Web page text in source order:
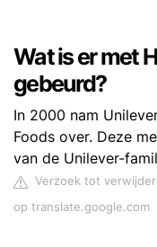
Wat is er met
gebeurd?
In 2000 nam
Foods over. Deze
van de Unilever-
Verzoek tot
op translate.google.com